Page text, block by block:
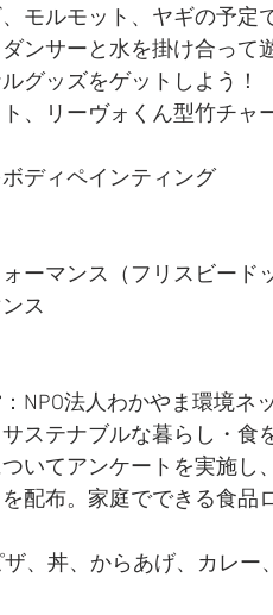
モルモット、ヤギの予定
ンサーと水を掛け合って
グッズをゲットしよう！
、リーヴォくん型竹チャ
ディペインティング
ーマンス（フリスビード
ス
NPO法人わかやま環境ネ
ステナブルな暮らし・食
いてアンケートを実施し
配布。家庭でできる食品
、丼、からあげ、カレー